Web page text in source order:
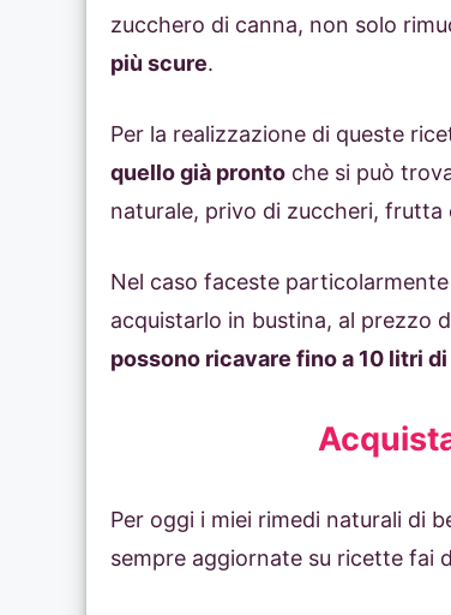
zucchero di canna, non solo
più scure.
Per la realizzazione di queste
quello già pronto che si può
naturale, privo di zuccheri, frutta
Nel caso faceste
acquistarlo in bustina, al prezzo
possono ricavare fino a 10 litri
Per oggi i miei rimedi naturali di
sempre aggiornate su ricette fai